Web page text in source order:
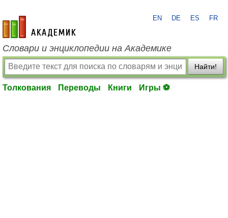
academic.ru
EN DE ES FR
Словари и энциклопедии на Академике
Найти!
Толкования Переводы Книги Игры ⚽